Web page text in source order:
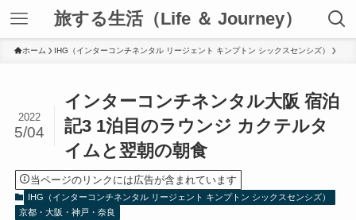
旅する生活（Life ＆ Journey）
ホーム IHG（インターコンチネンタル リージェント キンプトン シックスセンシズ）
インターコンチネンタル大阪 宿泊
記3 1泊目のラウンジ カクテルタ
イムと翌朝の朝食
2022
5/04
当ページのリンクには広告が含まれています
IHG（インターコンチネンタル リージェント キンプトン シックスセンシズ）
京都・大阪・神戸・奈良